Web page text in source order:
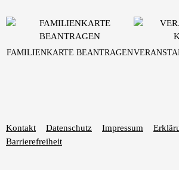
Kontakt Datenschutz Impressum
Barrierefreiheit
FAMILIENKARTE BEANTRAGEN